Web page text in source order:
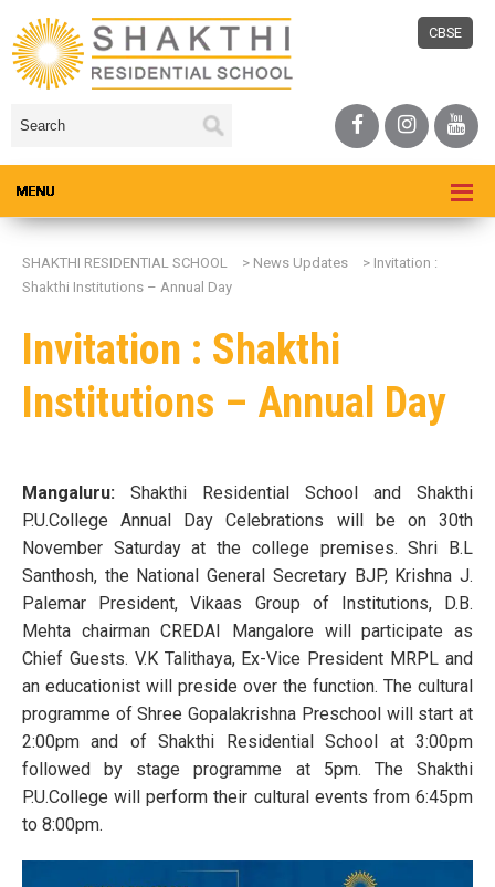
CBSE
SHAKTHI RESIDENTIAL SCHOOL > News Updates > Invitation :
Shakthi Institutions – Annual Day
Invitation : Shakthi
Institutions – Annual Day
Mangaluru: Shakthi Residential School and Shakthi
P.U.College Annual Day Celebrations will be on 30th
November Saturday at the college premises. Shri B.L
Santhosh, the National General Secretary BJP, Krishna J.
Palemar President, Vikaas Group of Institutions, D.B.
Mehta chairman CREDAI Mangalore will participate as
Chief Guests. V.K Talithaya, Ex-Vice President MRPL and
an educationist will preside over the function. The cultural
programme of Shree Gopalakrishna Preschool will start at
2:00pm and of Shakthi Residential School at 3:00pm
followed by stage programme at 5pm. The Shakthi
P.U.College will perform their cultural events from 6:45pm
to 8:00pm.